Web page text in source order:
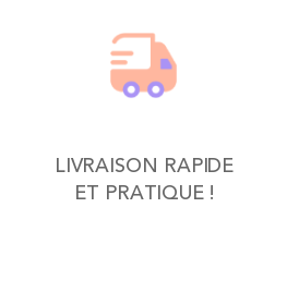
LIVRAISON RAPIDE
ET PRATIQUE !